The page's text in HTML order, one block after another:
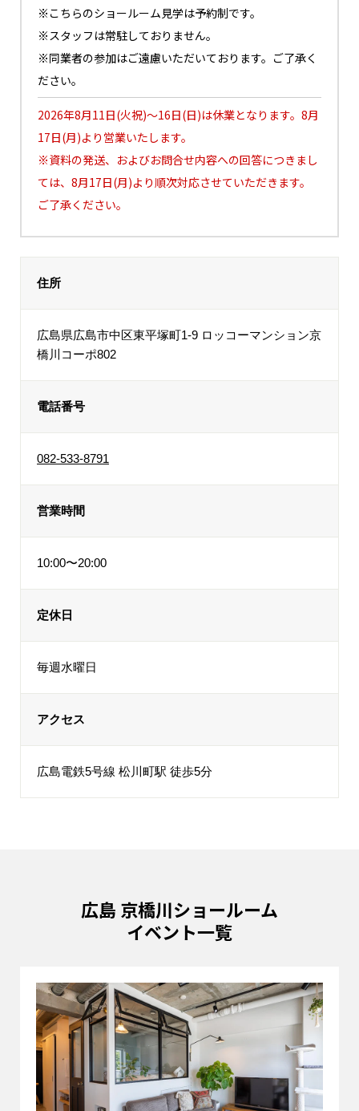
※こちらのショールーム見学は予約制です。
※スタッフは常駐しておりません。
※同業者の参加はご遠慮いただいております。ご了承く
ださい。
2026年8月11日(火祝)～16日(日)は休業となります。8月
17日(月)より営業いたします。
※資料の発送、およびお問合せ内容への回答につきまし
ては、8月17日(月)より順次対応させていただきます。
ご了承ください。
住所
広島県広島市中区東平塚町1-9 ロッコーマンション京
橋川コーポ802
電話番号
082-533-8791
営業時間
10:00〜20:00
定休日
毎週水曜日
アクセス
広島電鉄5号線 松川町駅 徒歩5分
広島 京橋川ショールーム
イベント一覧